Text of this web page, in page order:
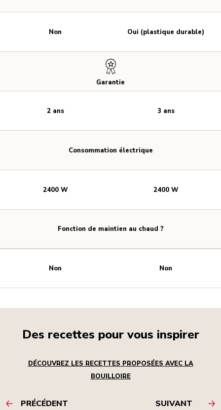
Garantie
Consommation électrique
Fonction de maintien au chaud ?
Non
2 ans
2400 W
Non
Oui (plastique durable)
3 ans
2400 W
Non
Des recettes pour vous inspirer
DÉCOUVREZ LES RECETTES PROPOSÉES AVEC LA
BOUILLOIRE
PRÉCÉDENT SUIVANT